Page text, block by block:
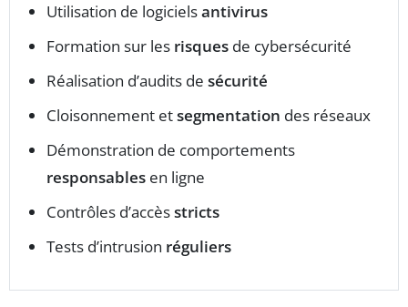
Utilisation de logicielsantivirus
Formation sur les risques de cybersécurité
Réalisation d’audits de sécurité
Cloisonnement etsegmentation des réseaux
Démonstration de comportements
responsables en ligne
Contrôles d’accèsstricts
Tests d’intrusion réguliers